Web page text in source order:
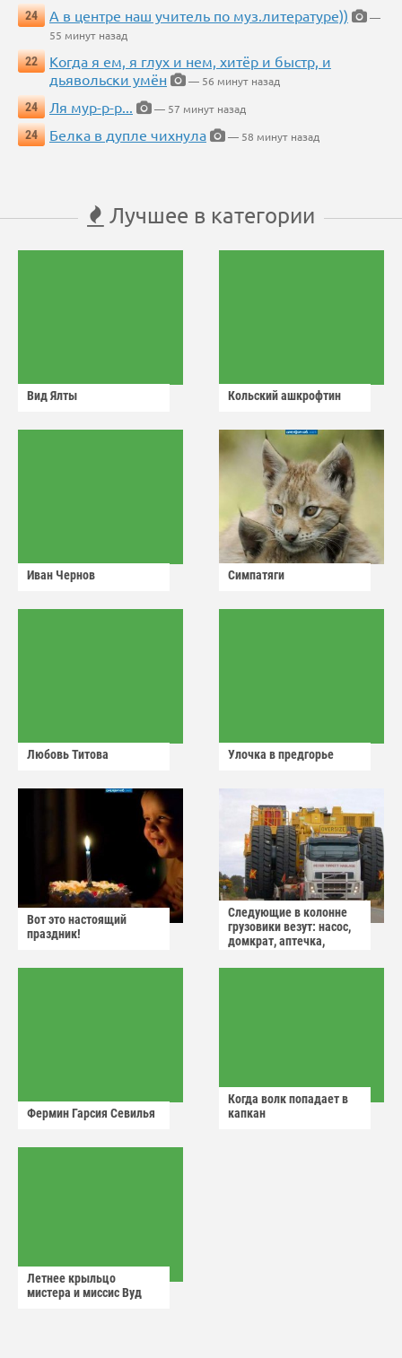
24
А в центре наш учитель по муз.литературе))
—
55 минут назад
22
Когда я ем, я глух и нем, хитёр и быстр, и
дьявольски умён
— 56 минут назад
24
Ля мур-р-р...
— 57 минут назад
24
Белка в дупле чихнула — 58 минут назад
Лучшее в категории
Вид Ялты Кольский ашкрофтин
Иван Чернов Симпатяги
Любовь Титова Улочка в предгорье
Вот это настоящий
праздник!
Следующие в колонне
грузовики везут: насос,
домкрат, аптечка,
Фермин Гарсия Севилья
Когда волк попадает в
капкан
Летнее крыльцо
мистера и миссис Вуд